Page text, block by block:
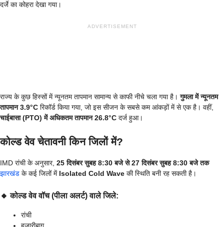
दर्जे का कोहरा देखा गया।
ADVERTISEMENT
राज्य के कुछ हिस्सों में न्यूनतम तापमान सामान्य से काफी नीचे चला गया है।गुमला में न्यूनतम
तापमान 3.9°C रिकॉर्ड किया गया, जो इस सीजन के सबसे कम आंकड़ों में से एक है। वहीं,
चाईबासा (PTO) में अधिकतम तापमान 26.8°C दर्ज हुआ।
कोल्ड वेव चेतावनी किन जिलों में?
IMD रांची के अनुसार, 25 दिसंबर सुबह 8:30 बजे से 27 दिसंबर सुबह 8:30 बजे तक
झारखंड के कई जिलों में Isolated Cold Wave की स्थिति बनी रह सकती है।
🔸 कोल्ड वेव वॉच (पीला अलर्ट) वाले जिले:
रांची
हजारीबाग